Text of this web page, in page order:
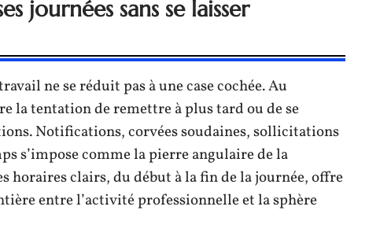
journées sans se laisser
ne se réduit pas à une case cochée. Au
la tentation de remettre à plus tard ou de se
Notifications, corvées soudaines, sollicitations
s’impose comme la pierre angulaire de la
horaires clairs, du début à la fin de la journée, offre
entre l’activité professionnelle et la sphère